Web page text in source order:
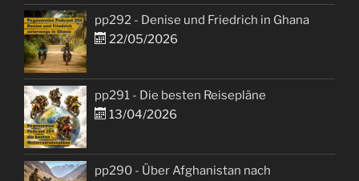
pp292 - Denise und Friedrich in Ghana
22/05/2026
pp291 - Die besten Reisepläne
13/04/2026
pp290 - Über Afghanistan nach